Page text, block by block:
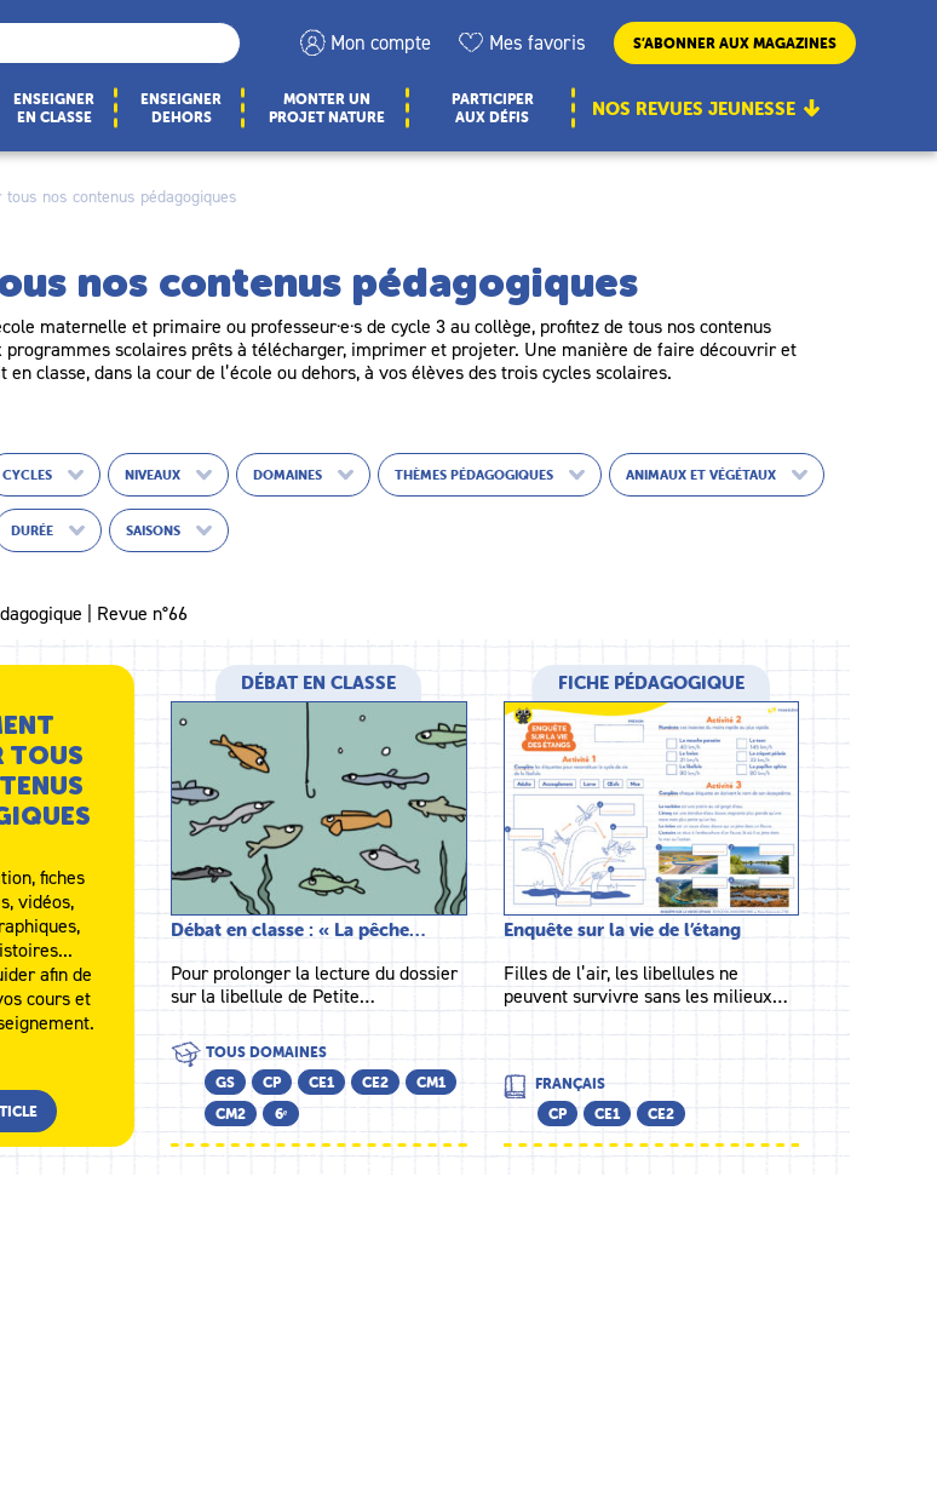
Mon compte Mes favoris S’ABONNER AUX MAGAZINES
ENSEIGNER
EN CLASSE
ENSEIGNER
DEHORS
MONTER UN
PROJET NATURE
PARTICIPER
AUX DÉFIS
NOS REVUES JEUNESSE
tous nos contenus pédagogiques
nos contenus pédagogiques
maternelle et primaire ou professeur·e·s de cycle 3 au collège, profitez de tous nos contenus
programmes scolaires prêts à télécharger, imprimer et projeter. Une manière de faire découvrir et
classe, dans la cour de l’école ou dehors, à vos élèves des trois cycles scolaires.
CYCLES NIVEAUX DOMAINES THÈMES PÉDAGOGIQUES ANIMAUX ET VÉGÉTAUX
DURÉE SAISONS
| Revue n°66
TOUS
fiches
vidéos,
afin de
cours et
DÉBAT EN CLASSE
Débat en classe : « La pêche…
Pour prolonger la lecture du dossier
sur la libellule de Petite…
TOUS DOMAINES
GS
CP CE1 CE2
CM1
CM2
6ᵉ
FICHE PÉDAGOGIQUE
Enquête sur la vie de l’étang
Filles de l’air, les libellules ne
peuvent survivre sans les milieux…
FRANÇAIS
CP
CE1 CE2